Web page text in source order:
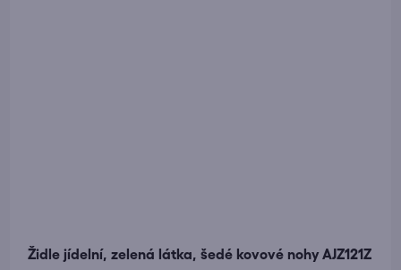
Židle jídelní, zelená látka, šedé kovové nohy AJZ121Z